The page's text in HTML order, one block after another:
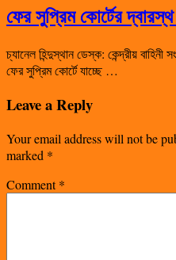
ফের সুপ্রিম কোর্টের
চ্যানেল হিন্দুস্থান ডেস্ক: কেন্দ্রীয় বাহিনী
ফের সুপ্রিম কোর্টে যাচ্ছে …
Leave a Reply
Your email address will not be
marked *
Comment*